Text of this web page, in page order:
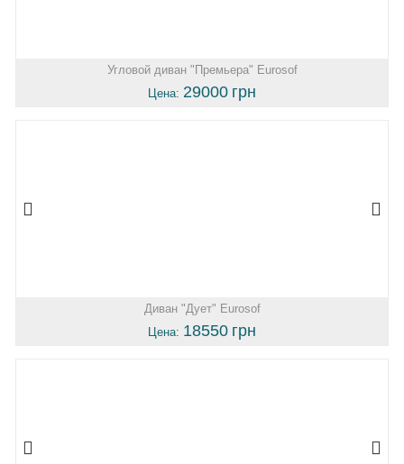
Угловой диван "Премьера" Eurosof
Цена: 29000 грн
Диван "Дует" Eurosof
Цена: 18550 грн